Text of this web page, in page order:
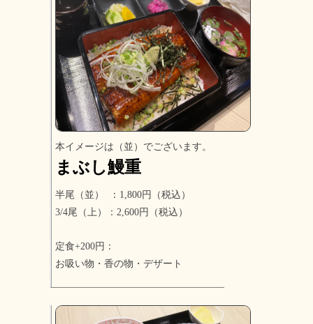
本イメージは（並）でございます。
まぶし鰻重
半尾（並） ：1,800円（税込）
3/4尾（上）：2,600円（税込）
定食+200円：
お吸い物・香の物・デザート